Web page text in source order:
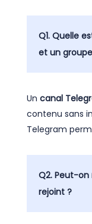
Q1. Quelle
et un
Un canal
contenu sans
Telegram
Q2. Peut-on
rejoint ?